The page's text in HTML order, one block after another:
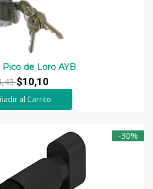
Pico de Loro AYB
$10,10
al Carrito
-30%